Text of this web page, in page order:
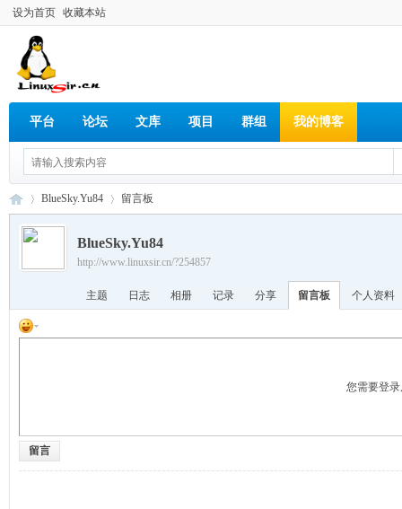
设为首页 收藏本站
平台 论坛 文库 项目 群组 我的博客
BlueSky.Yu84 留言板
BlueSky.Yu84
http://www.linuxsir.cn/?254857
主题 日志 相册 记录 分享 留言板 个人资料
您需要登
留言